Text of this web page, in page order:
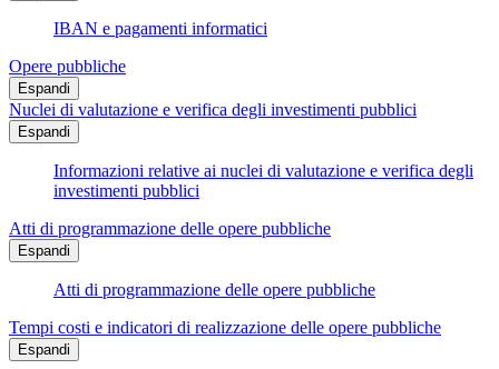
IBAN e pagamenti informatici
Opere pubbliche
Espandi
Nuclei di valutazione e verifica degli investimenti pubblici
Espandi
Informazioni relative ai nuclei di valutazione e verifica degli
investimenti pubblici
Atti di programmazione delle opere pubbliche
Espandi
Atti di programmazione delle opere pubbliche
Tempi costi e indicatori di realizzazione delle opere pubbliche
Espandi